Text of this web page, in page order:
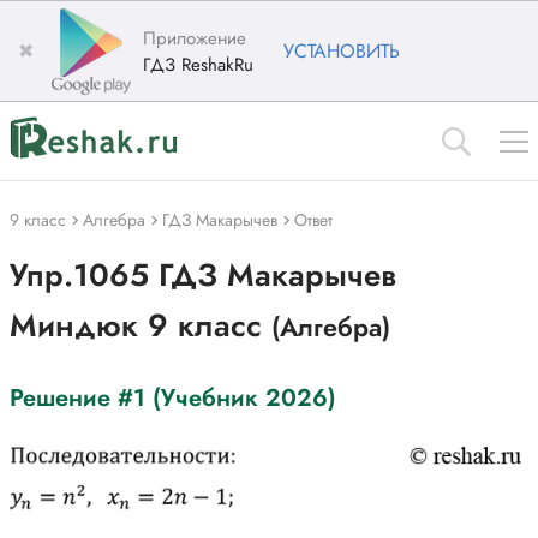
✖
Приложение
ГДЗ ReshakRu
УСТАНОВИТЬ
9 класс Алгебра ГДЗ Макарычев Ответ
Упр.1065 ГДЗ Макарычев
Миндюк 9 класс (Алгебра)
Решение #1 (Учебник 2026)